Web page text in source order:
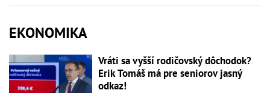
EKONOMIKA
Vráti sa vyšší rodičovský dôchodok?
Erik Tomáš má pre seniorov jasný
odkaz!